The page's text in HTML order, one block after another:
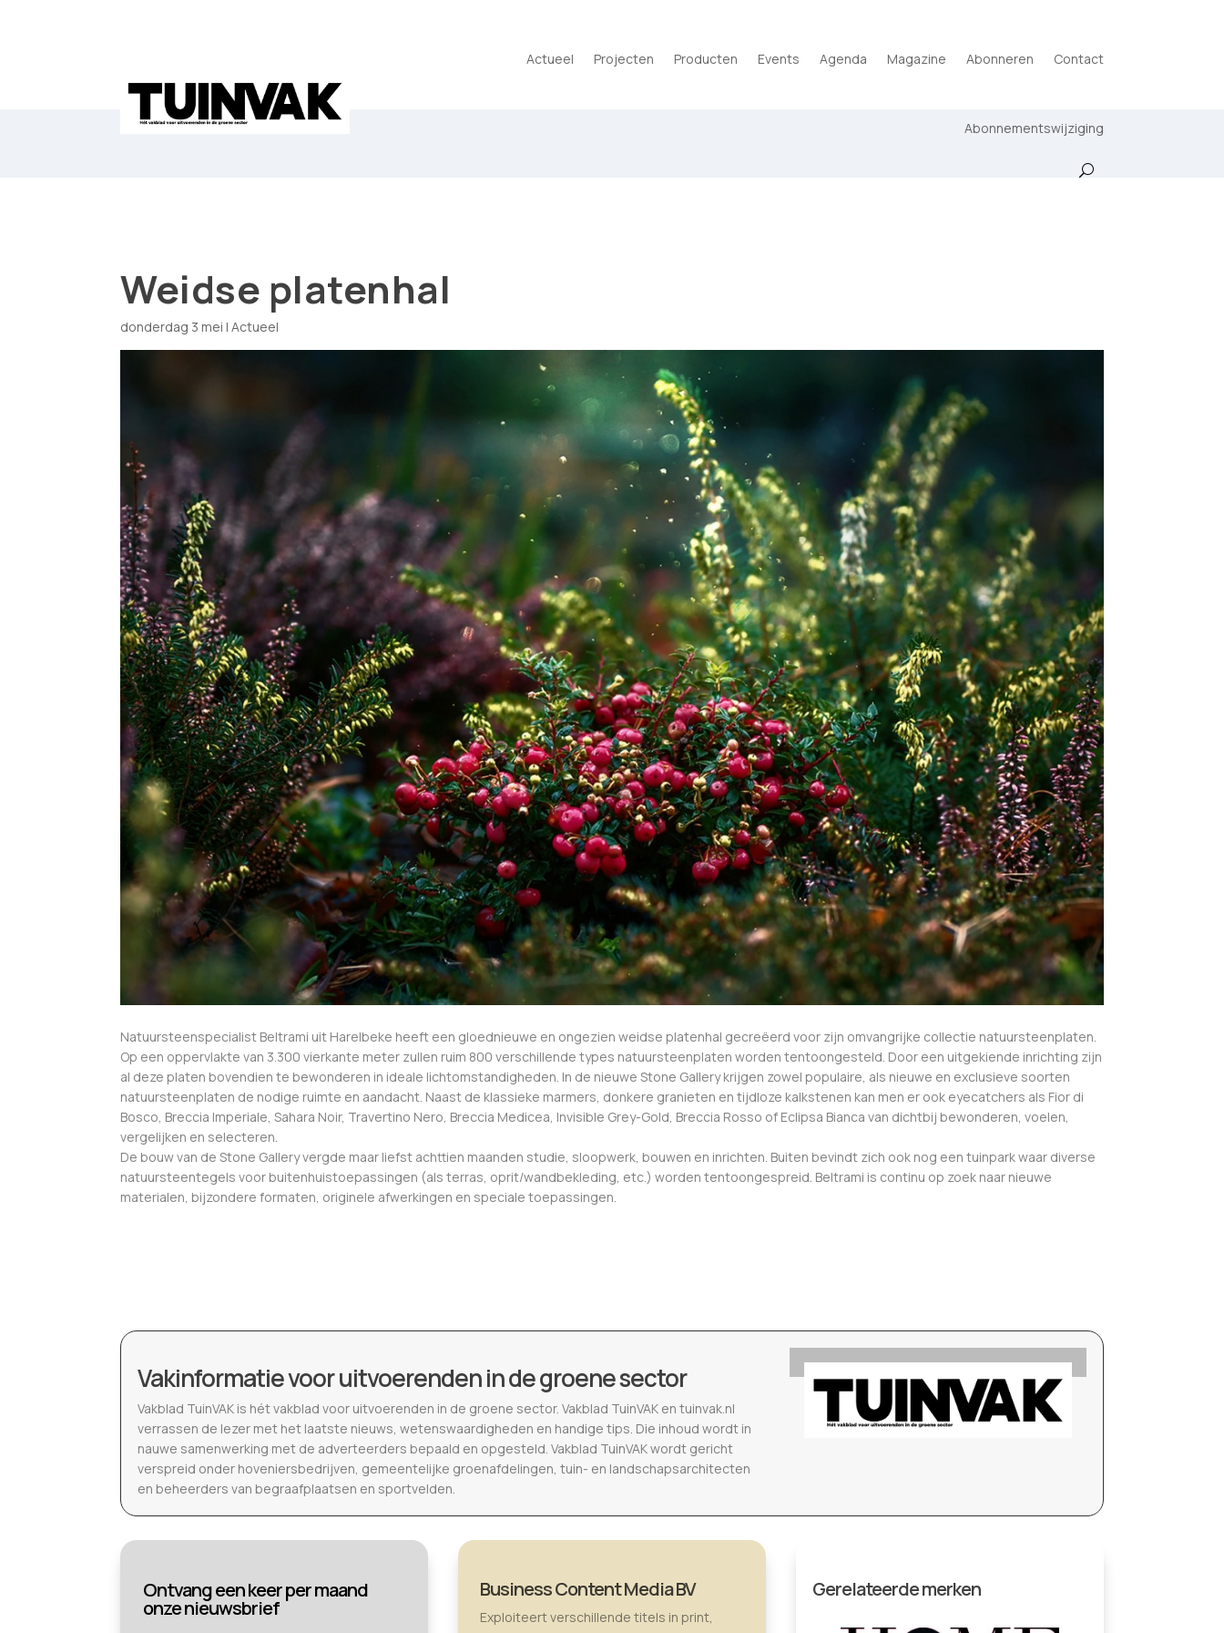
Actueel Projecten Producten Events Agenda Magazine Abonneren Contact
Abonnementswijziging
Weidse platenhal
donderdag 3 mei | Actueel
Natuursteenspecialist Beltrami uit Harelbeke heeft een gloednieuwe en ongezien weidse platenhal gecreëerd voor zijn omvangrijke collectie natuursteenplaten.
Op een oppervlakte van 3.300 vierkante meter zullen ruim 800 verschillende types natuursteenplaten worden tentoongesteld. Door een uitgekiende inrichting zijn
al deze platen bovendien te bewonderen in ideale lichtomstandigheden. In de nieuwe Stone Gallery krijgen zowel populaire, als nieuwe en exclusieve soorten
natuursteenplaten de nodige ruimte en aandacht. Naast de klassieke marmers, donkere granieten en tijdloze kalkstenen kan men er ook eyecatchers als Fior di
Bosco, Breccia Imperiale, Sahara Noir, Travertino Nero, Breccia Medicea, Invisible Grey-Gold, Breccia Rosso of Eclipsa Bianca van dichtbij bewonderen, voelen,
vergelijken en selecteren.
De bouw van de Stone Gallery vergde maar liefst achttien maanden studie, sloopwerk, bouwen en inrichten. Buiten bevindt zich ook nog een tuinpark waar diverse
natuursteentegels voor buitenhuistoepassingen (als terras, oprit/wandbekleding, etc.) worden tentoongespreid. Beltrami is continu op zoek naar nieuwe
materialen, bijzondere formaten, originele afwerkingen en speciale toepassingen.
Vakinformatie voor uitvoerenden in de groene sector
Vakblad TuinVAK is hét vakblad voor uitvoerenden in de groene sector. Vakblad TuinVAK en tuinvak.nl
verrassen de lezer met het laatste nieuws, wetenswaardigheden en handige tips. Die inhoud wordt in
nauwe samenwerking met de adverteerders bepaald en opgesteld. Vakblad TuinVAK wordt gericht
verspreid onder hoveniersbedrijven, gemeentelijke groenafdelingen, tuin- en landschapsarchitecten
en beheerders van begraafplaatsen en sportvelden.
Ontvang een keer per maand
onze nieuwsbrief
Business Content Media BV
Exploiteert verschillende titels in print,
Gerelateerde merken